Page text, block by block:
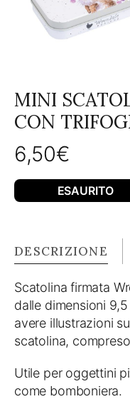
MINI
CON
6,50€
ESAURITO
DESCRIZIONE
Scatolina firmata
dalle dimensioni
avere illustrazioni
scatolina, compreso
Utile per oggettini
come bomboniera.